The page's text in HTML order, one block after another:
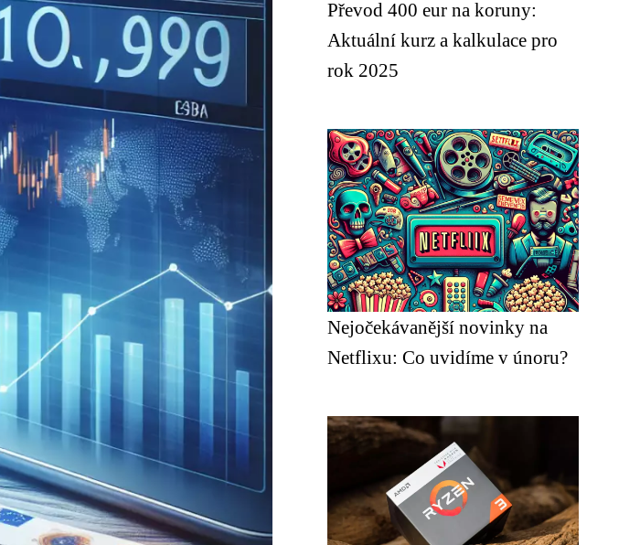
Převod 400 eur na koruny:
Aktuální kurz a kalkulace pro
rok 2025
Nejočekávanější novinky na
Netflixu: Co uvidíme v únoru?